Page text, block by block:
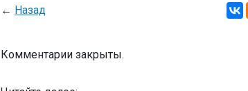
← Назад
Комментарии закрыты.